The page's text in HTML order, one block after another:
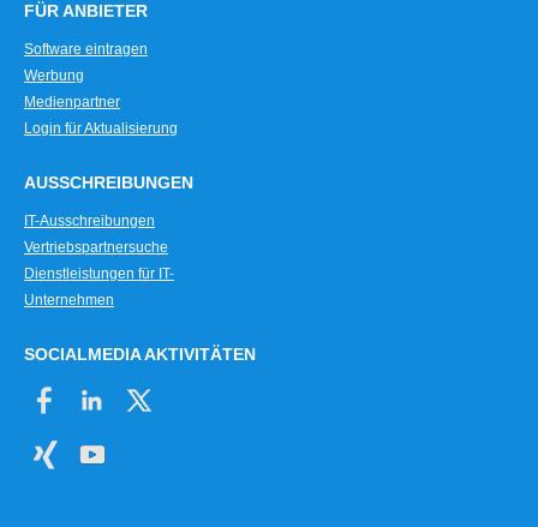
FÜR ANBIETER
Software eintragen
Werbung
Medienpartner
Login für Aktualisierung
AUSSCHREIBUNGEN
IT-Ausschreibungen
Vertriebspartnersuche
Dienstleistungen für IT-
Unternehmen
SOCIALMEDIA AKTIVITÄTEN